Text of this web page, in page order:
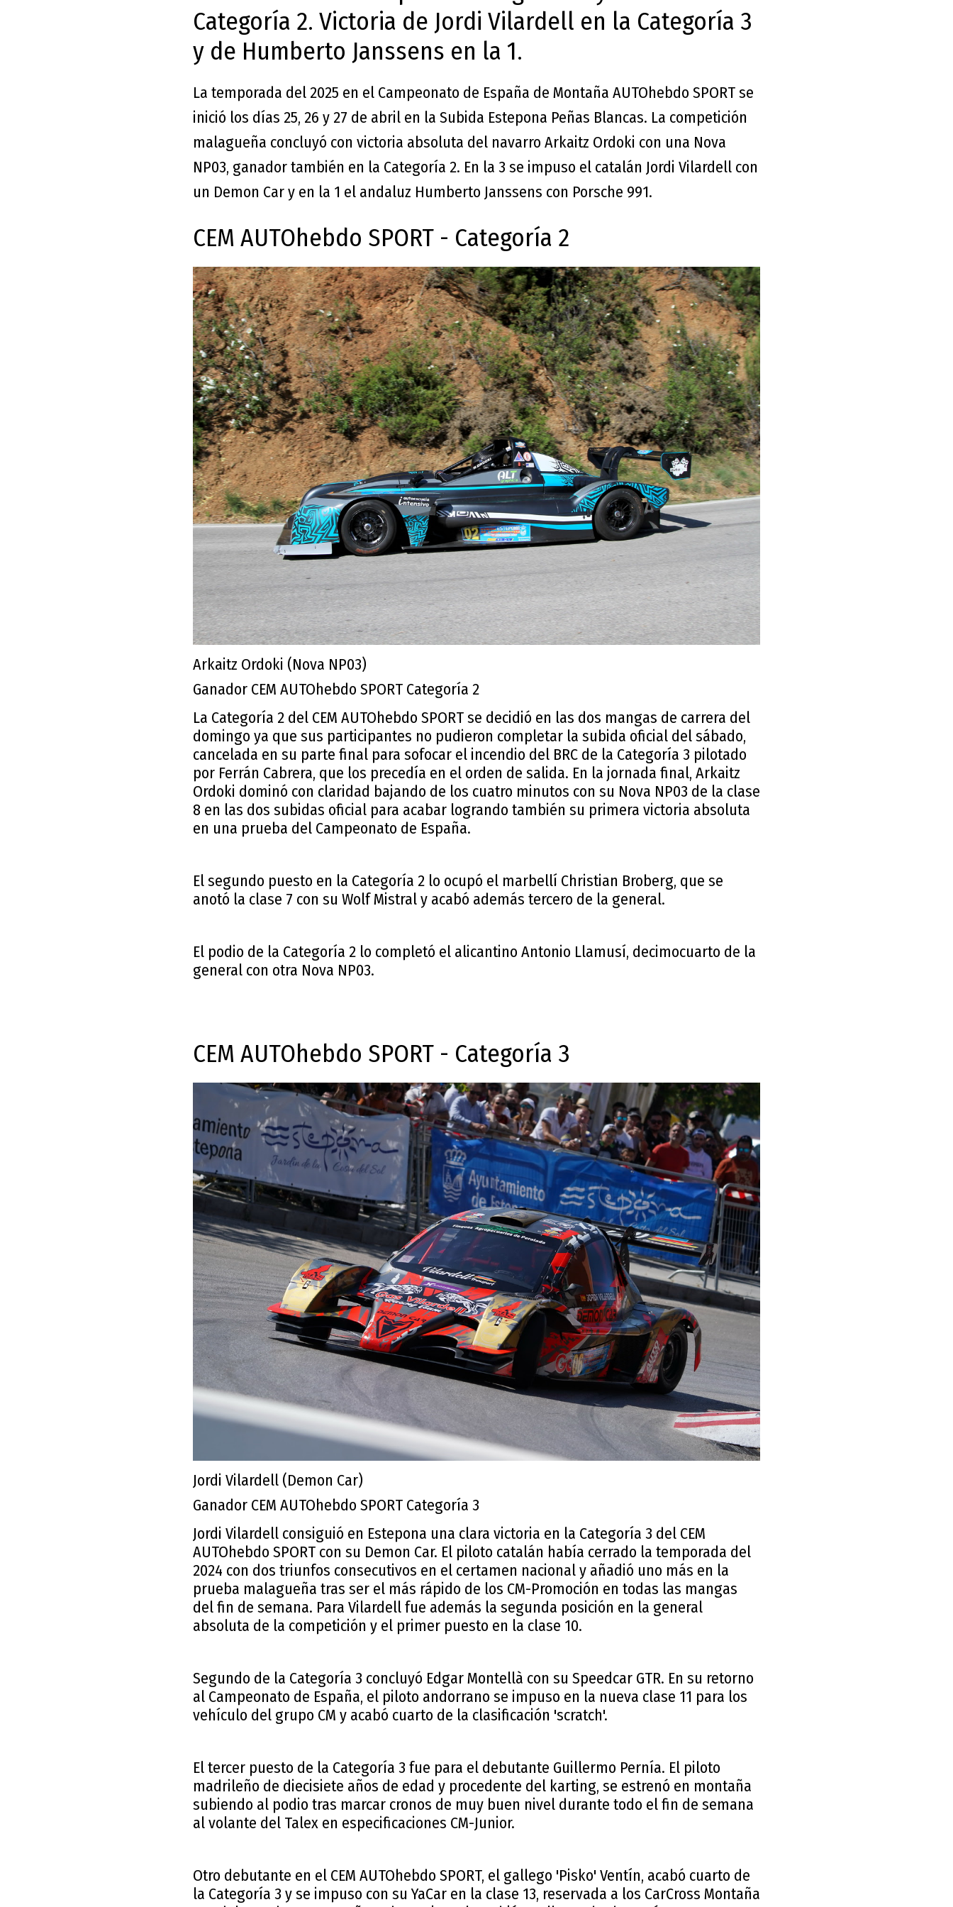
Categoría 2. Victoria de Jordi Vilardell en la Categoría 3
y de Humberto Janssens en la 1.
La temporada del 2025 en el Campeonato de España de Montaña AUTOhebdo SPORT se
inició los días 25, 26 y 27 de abril en la Subida Estepona Peñas Blancas. La competición
malagueña concluyó con victoria absoluta del navarro Arkaitz Ordoki con una Nova
NP03, ganador también en la Categoría 2. En la 3 se impuso el catalán Jordi Vilardell con
un Demon Car y en la 1 el andaluz Humberto Janssens con Porsche 991.
CEM AUTOhebdo SPORT - Categoría 2
Arkaitz Ordoki (Nova NP03)
Ganador CEM AUTOhebdo SPORT Categoría 2
La Categoría 2 del CEM AUTOhebdo SPORT se decidió en las dos mangas de carrera del
domingo ya que sus participantes no pudieron completar la subida oficial del sábado,
cancelada en su parte final para sofocar el incendio del BRC de la Categoría 3 pilotado
por Ferrán Cabrera, que los precedía en el orden de salida. En la jornada final, Arkaitz
Ordoki dominó con claridad bajando de los cuatro minutos con su Nova NP03 de la clase
8 en las dos subidas oficial para acabar logrando también su primera victoria absoluta
en una prueba del Campeonato de España.
El segundo puesto en la Categoría 2 lo ocupó el marbellí Christian Broberg, que se
anotó la clase 7 con su Wolf Mistral y acabó además tercero de la general.
El podio de la Categoría 2 lo completó el alicantino Antonio Llamusí, decimocuarto de la
general con otra Nova NP03.
CEM AUTOhebdo SPORT - Categoría 3
Jordi Vilardell (Demon Car)
Ganador CEM AUTOhebdo SPORT Categoría 3
Jordi Vilardell consiguió en Estepona una clara victoria en la Categoría 3 del CEM
AUTOhebdo SPORT con su Demon Car. El piloto catalán había cerrado la temporada del
2024 con dos triunfos consecutivos en el certamen nacional y añadió uno más en la
prueba malagueña tras ser el más rápido de los CM-Promoción en todas las mangas
del fin de semana. Para Vilardell fue además la segunda posición en la general
absoluta de la competición y el primer puesto en la clase 10.
Segundo de la Categoría 3 concluyó Edgar Montellà con su Speedcar GTR. En su retorno
al Campeonato de España, el piloto andorrano se impuso en la nueva clase 11 para los
vehículo del grupo CM y acabó cuarto de la clasificación 'scratch'.
El tercer puesto de la Categoría 3 fue para el debutante Guillermo Pernía. El piloto
madrileño de diecisiete años de edad y procedente del karting, se estrenó en montaña
subiendo al podio tras marcar cronos de muy buen nivel durante todo el fin de semana
al volante del Talex en especificaciones CM-Junior.
Otro debutante en el CEM AUTOhebdo SPORT, el gallego 'Pisko' Ventín, acabó cuarto de
la Categoría 3 y se impuso con su YaCar en la clase 13, reservada a los CarCross Montaña